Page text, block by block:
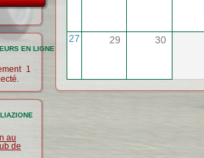
EN LIGNE
1
au
de
27 29 30